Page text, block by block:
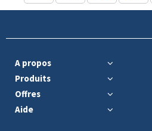
A propos
Produits
Offres
Aide